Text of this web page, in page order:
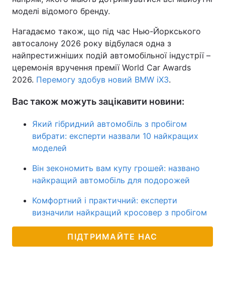
моделі відомого бренду.
Нагадаємо також, що під час Нью-Йоркського
автосалону 2026 року відбулася одна з
найпрестижніших подій автомобільної індустрії –
церемонія вручення премії World Car Awards
2026. Перемогу здобув новий BMW iX3.
Вас також можуть зацікавити новини:
Який гібридний автомобіль з пробігом
вибрати: експерти назвали 10 найкращих
моделей
Він зекономить вам купу грошей: названо
найкращий автомобіль для подорожей
Комфортний і практичний: експерти
визначили найкращий кросовер з пробігом
ПІДТРИМАЙТЕ НАС